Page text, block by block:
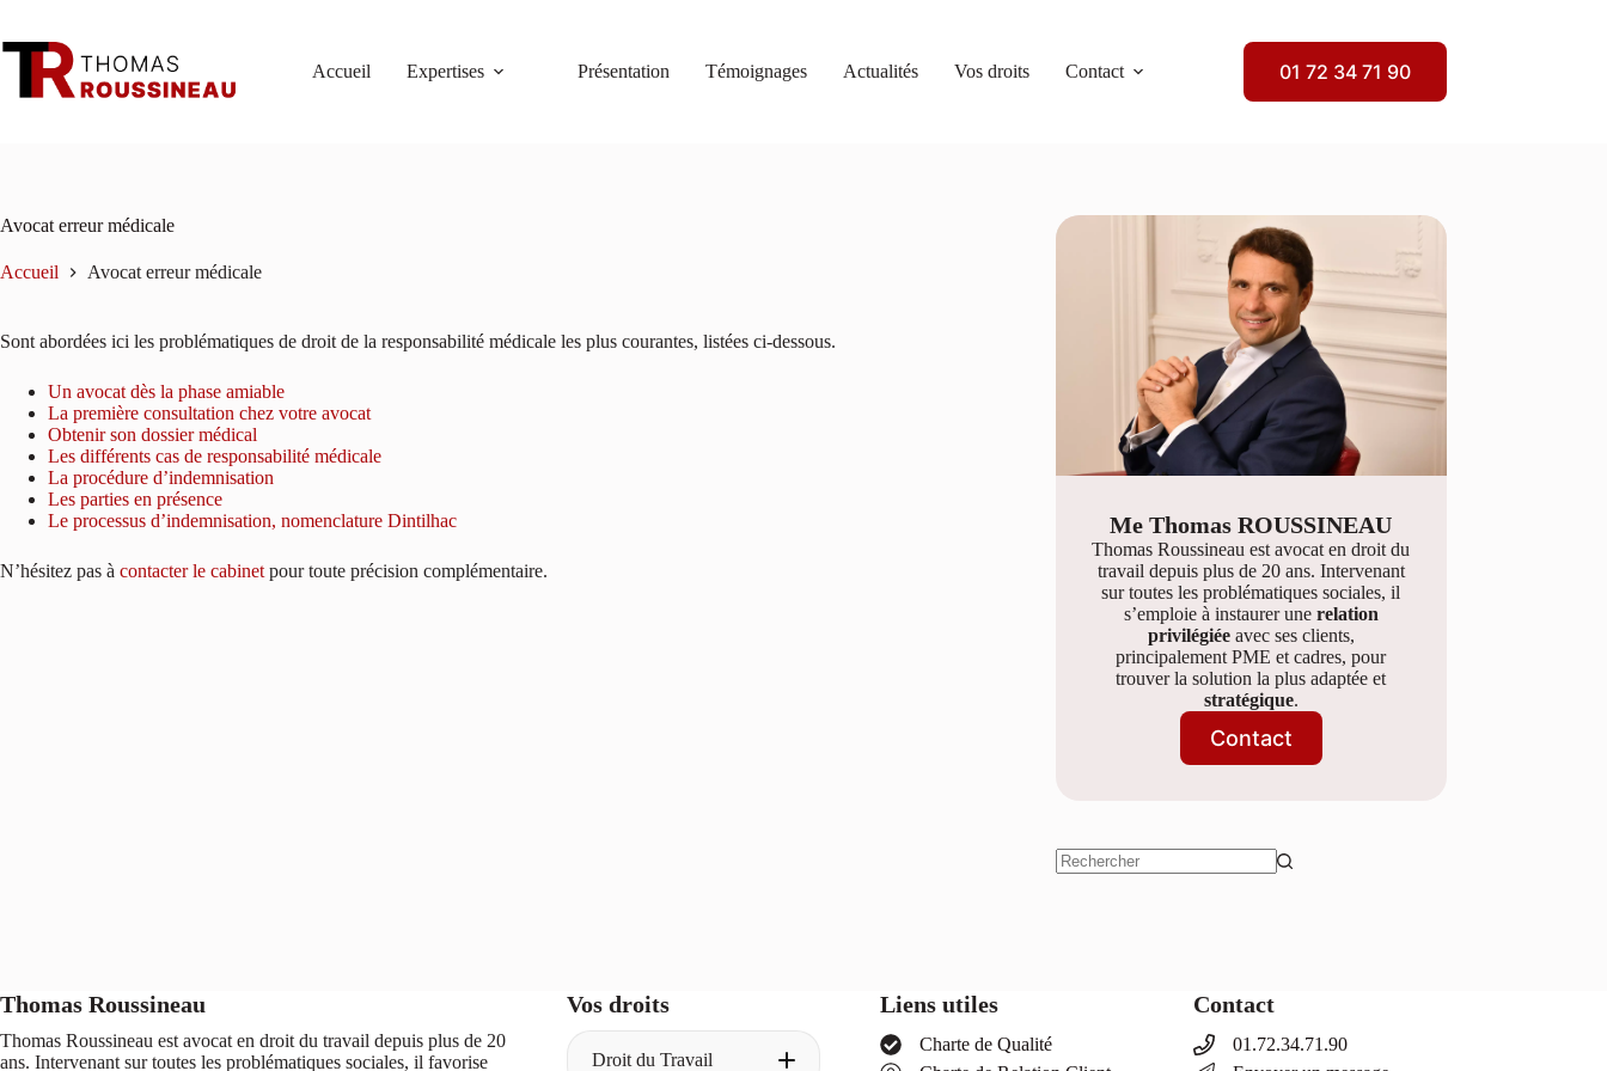
contenu
Accueil
Expertises Présentation Témoignages Actualités Vos droits Contact 01 72 34 71 90
Avocat erreur médicale
Accueil Avocat erreur médicale
Sont abordées ici les problématiques de droit de la responsabilité médicale les plus courantes, listées ci-dessous.
Un avocat dès la phase amiable
La première consultation chez votre avocat
Obtenir son dossier médical
Les différents cas de responsabilité médicale
La procédure d’indemnisation
Les parties en présence
Le processus d’indemnisation, nomenclature Dintilhac
N’hésitez pas à contacter le cabinet pour toute précision complémentaire.
Me Thomas ROUSSINEAU
Thomas Roussineau est avocat en droit du
travail depuis plus de 20 ans. Intervenant
sur toutes les problématiques sociales, il
s’emploie à instaurer une relation
privilégiéeavec ses clients,
principalement PME et cadres, pour
trouver la solution la plus adaptée et
stratégique.
Contact
Thomas Roussineau
Thomas Roussineau est avocat en droit du travail depuis plus de 20
ans. Intervenant sur toutes les problématiques sociales, il favorise
Vos droits
Droit du Travail
Liens utiles
Charte de Qualité
Contact
01.72.34.71.90